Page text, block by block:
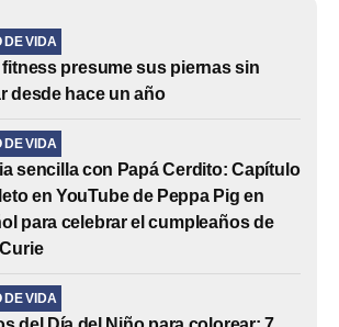
DE VIDA
presume sus piernas sin
desde hace un año
DE VIDA
sencilla con Papá Cerdito: Capítulo
en YouTube de Peppa Pig en
para celebrar el cumpleaños de
DE VIDA